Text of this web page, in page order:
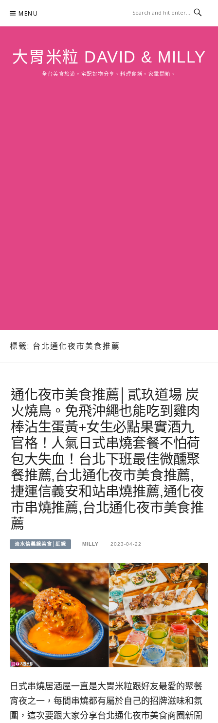
content
MENU
大胃米粒 DAVID & MILLY
全台美食旅遊。宅配好物分享。料理食譜。家電開箱。
標籤: 台北通化夜市美食推薦
通化夜市美食推薦│貳玖道場 炭
火燒鳥。免飛沖繩也能吃到雞肉
棒沾生蛋黃+女生必點果實酒九
官格！人氣日式串燒套餐不怕荷
包大失血！台北下班最佳微醺聚
餐推薦,台北通化夜市美食推薦,
捷運信義安和站串燒推薦,通化夜
市串燒推薦,台北通化夜市美食推
薦
淡水信義線美食│紅線 MILLY 2023-04-22
日式串燒居酒屋一直是大胃米粒跟好友最愛的聚餐
宵夜之一，每間串燒都有屬於自己的招牌滋味和氛
圍，這次要跟大家分享台北通化夜市美食商圈新開